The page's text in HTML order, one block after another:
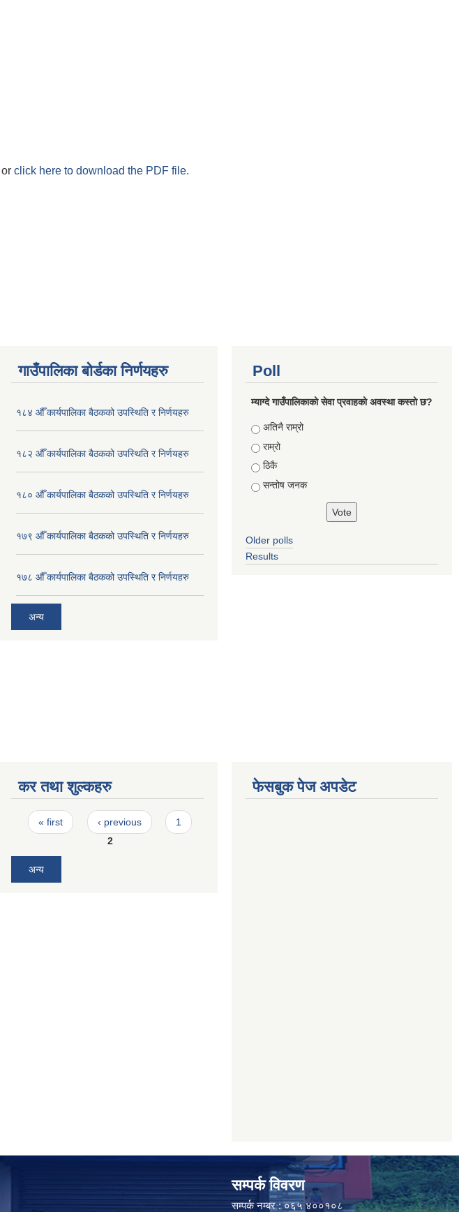
or click here to download the PDF file.
गाउँपालिका बोर्डका निर्णयहरु
१८४ औँ कार्यपालिका बैठकको उपस्थिति र निर्णयहरु
१८२ औँ कार्यपालिका बैठकको उपस्थिति र निर्णयहरु
१८० औँ कार्यपालिका बैठकको उपस्थिति र निर्णयहरु
१७९ औँ कार्यपालिका बैठकको उपस्थिति र निर्णयहरु
१७८ औँ कार्यपालिका बैठकको उपस्थिति र निर्णयहरु
अन्य
Poll
म्याग्दे गाउँपालिकाको सेवा प्रवाहको अवस्था कस्तो छ?
Choices
अतिनै राम्रो
राम्रो
ठिकै
सन्तोष जनक
Older polls
Results
कर तथा शुल्कहरु
Pages
« first ‹ previous
1
2
अन्य
फेसबुक पेज अपडेट
सम्पर्क विवरण
सम्पर्क नम्बर : ०६५ ४००१०८